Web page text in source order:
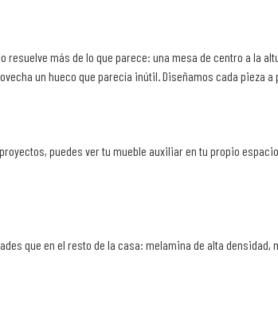
resuelve más de lo que parece: una mesa de centro a la
un hueco que parecía inútil. Diseñamos cada pieza
puedes ver tu mueble auxiliar en tu propio
que en el resto de la casa: melamina de alta